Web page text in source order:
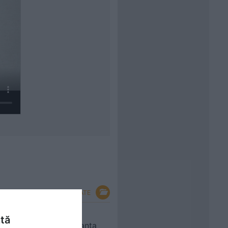
VEZI TOATE
Instalare rigola dus
GEBERIT in perete panta